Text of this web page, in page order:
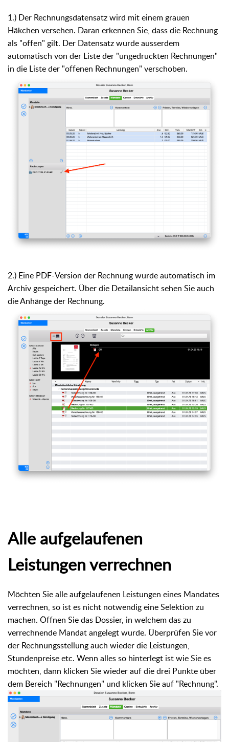
1.) Der Rechnungsdatensatz wird mit einem grauen
Häkchen versehen. Daran erkennen Sie, dass die Rechnung
als "offen" gilt. Der Datensatz wurde ausserdem
automatisch von der Liste der "ungedruckten Rechnungen"
in die Liste der "offenen Rechnungen" verschoben.
2.) Eine PDF-Version der Rechnung wurde automatisch im
Archiv gespeichert. Über die Detailansicht sehen Sie auch
die Anhänge der Rechnung.
Alle aufgelaufenen
Leistungen verrechnen
Möchten Sie alle aufgelaufenen Leistungen eines Mandates
verrechnen, so ist es nicht notwendig eine Selektion zu
machen. Öffnen Sie das Dossier, in welchem das zu
verrechnende Mandat angelegt wurde. Überprüfen Sie vor
der Rechnungsstellung auch wieder die Leistungen,
Stundenpreise etc. Wenn alles so hinterlegt ist wie Sie es
möchten, dann klicken Sie wieder auf die drei Punkte über
dem Bereich "Rechnungen" und klicken Sie auf "Rechnung".